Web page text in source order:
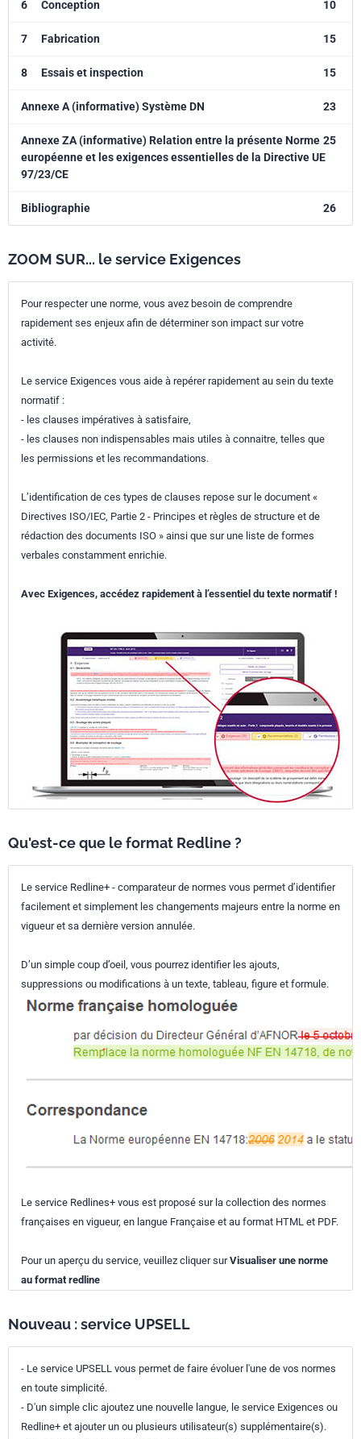
6 Conception 10
7 Fabrication 15
8 Essais et inspection 15
Annexe A (informative) Système DN 23
Annexe ZA (informative) Relation entre la présente Norme
européenne et les exigences essentielles de la Directive UE
97/23/CE
25
Bibliographie 26
ZOOM SUR... le service Exigences
Pour respecter une norme, vous avez besoin de comprendre
rapidement ses enjeux afin de déterminer son impact sur votre
activité.
Le service Exigences vous aide à repérer rapidement au sein du texte
normatif :
- les clauses impératives à satisfaire,
- les clauses non indispensables mais utiles à connaitre, telles que
les permissions et les recommandations.
L’identification de ces types de clauses repose sur le document «
Directives ISO/IEC, Partie 2 - Principes et règles de structure et de
rédaction des documents ISO » ainsi que sur une liste de formes
verbales constamment enrichie.
Avec Exigences, accédez rapidement à l’essentiel du texte normatif !
Qu'est-ce que le format Redline ?
Le service Redline+ - comparateur de normes vous permet d’identifier
facilement et simplement les changements majeurs entre la norme en
vigueur et sa dernière version annulée.
D’un simple coup d’oeil, vous pourrez identifier les ajouts,
suppressions ou modifications à un texte, tableau, figure et formule.
Le service Redlines+ vous est proposé sur la collection des normes
françaises en vigueur, en langue Française et au format HTML et PDF.
Pour un aperçu du service, veuillez cliquer surVisualiser une norme
au format redline
Nouveau : service UPSELL
- Le service UPSELL vous permet de faire évoluer l'une de vos normes
en toute simplicité.
- D'un simple clic ajoutez une nouvelle langue, le service Exigences ou
Redline+ et ajouter un ou plusieurs utilisateur(s) supplémentaire(s).